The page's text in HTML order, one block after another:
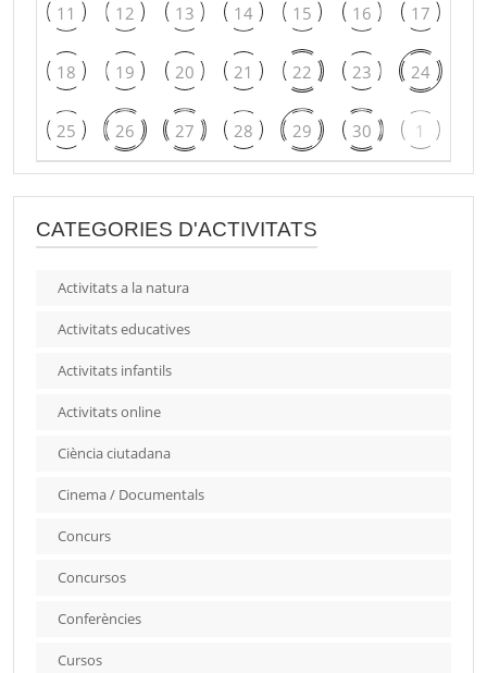
11 12 13 14 15 16 17
18 19 20 21 22 23 24
25 26 27 28 29 30 1
CATEGORIES D'ACTIVITATS
Activitats a la natura
Activitats educatives
Activitats infantils
Activitats online
Ciència ciutadana
Cinema / Documentals
Concurs
Concursos
Conferències
Cursos